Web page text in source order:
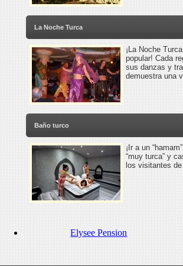
La Noche Turca
¡La Noche
popular! Cada
sus danzas y
demuestra una
Baño turco
¡Ir a un
“muy turca” y
los visitantes
Elysee Pension